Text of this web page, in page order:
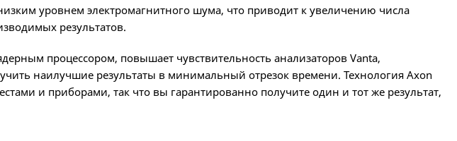
уровнем электромагнитного шума, что приводит к увеличению числа
результатов.
процессором, повышает чувствительность анализаторов Vanta,
наилучшие результаты в минимальный отрезок времени. Технология Axon
и приборами, так что вы гарантированно получите один и тот же результат,